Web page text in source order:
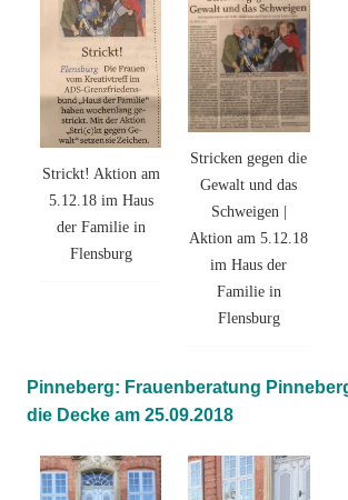
Strickt! Aktion am
5.12.18 im Haus
der Familie in
Flensburg
Stricken gegen die
Gewalt und das
Schweigen |
Aktion am 5.12.18
im Haus der
Familie in
Flensburg
Pinneberg: Frauenberatung
die Decke am 25.09.2018